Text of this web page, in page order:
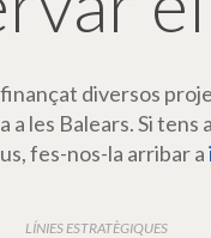
diversos
a les Balears. Si
fes-nos-la arribar a
LÍNIES ESTRATÈGIQUES